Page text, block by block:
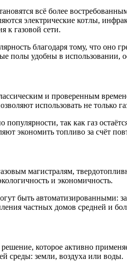
всё более
электрические котлы,
к газовой сети.
благодаря тому, что оно
полы удобны в
и проверенным
использовать не только
так как газ
экономить топливо за счёт
магистралям,
и экономичность.
быть автоматизированными:
частных домов средней и
которое активно
среды: земли, воздуха или воды.